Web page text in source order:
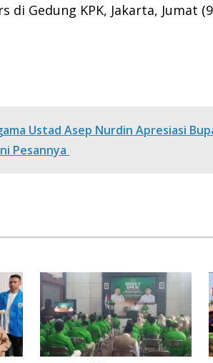
di Gedung KPK, Jakarta, Jumat
Ustad Asep Nurdin Apresiasi
Pesannya